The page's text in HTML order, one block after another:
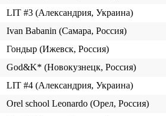
LIT #3 (Александрия, Украина)
Ivan Babanin (Самара, Россия)
Гондыр (Ижевск, Россия)
God&K* (Новокузнецк, Россия)
LIT #4 (Александрия, Украина)
Orel school Leonardo (Орел, Россия)